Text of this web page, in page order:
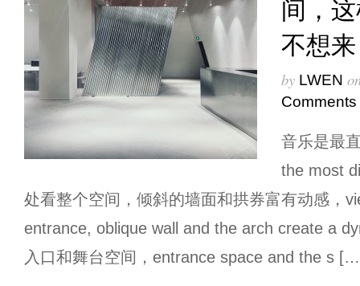
间，
不想
by LWEN
Comments
音乐是最
the most
处看整个空间，倾斜的墙面和拱券富有动感，
entrance, oblique wall and the arch create a
入口和舞台空间，entrance space and the s